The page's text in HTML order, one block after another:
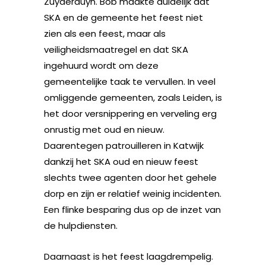
SKA en de gemeente het feest niet
zien als een feest, maar als
veiligheidsmaatregel en dat SKA
ingehuurd wordt om deze
gemeentelijke taak te vervullen. In veel
omliggende gemeenten, zoals Leiden, is
het door versnippering en verveling erg
onrustig met oud en nieuw.
Daarentegen patrouilleren in Katwijk
dankzij het SKA oud en nieuw feest
slechts twee agenten door het gehele
dorp en zijn er relatief weinig incidenten.
Een flinke besparing dus op de inzet van
de hulpdiensten.
Daarnaast is het feest laagdrempelig.